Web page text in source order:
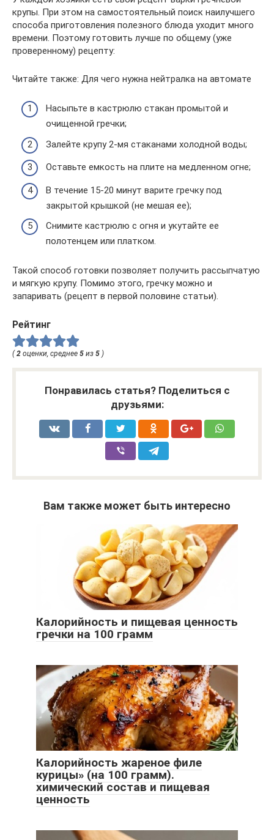
крупы. При этом на самостоятельный поиск наилучшего
способа приготовления полезного блюда уходит много
времени. Поэтому готовить лучше по общему (уже
проверенному) рецепту:
Читайте также: Для чего нужна нейтралка на автомате
Насыпьте в кастрюлю стакан промытой и
очищенной гречки;
Залейте крупу 2-мя стаканами холодной воды;
Оставьте емкость на плите на медленном огне;
В течение 15-20 минут варите гречку под
закрытой крышкой (не мешая ее);
Снимите кастрюлю с огня и укутайте ее
полотенцем или платком.
Такой способ готовки позволяет получить рассыпчатую
и мягкую крупу. Помимо этого, гречку можно и
запаривать (рецепт в первой половине статьи).
Рейтинг
( 2 оценки, среднее 5 из 5 )
Понравилась статья? Поделиться с
друзьями:
Вам также может быть интересно
Калорийность и пищевая ценность
гречки на 100 грамм
Калорийность жареное филе
курицы» (на 100 грамм).
химический состав и пищевая
ценность